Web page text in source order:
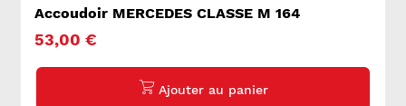
Accoudoir MERCEDES CLASSE M 164
53,00 €